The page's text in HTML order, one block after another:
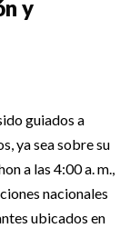
y
guiados a
ya sea sobre su
a las 4:00 a. m.,
nacionales
ubicados en